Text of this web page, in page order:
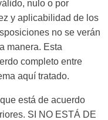
nulo o por
y aplicabilidad de los
no se verán
manera. Esta
completo entre
aquí tratado.
está de acuerdo
SI NO ESTÁ DE